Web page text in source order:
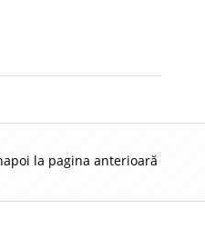
la pagina anterioară